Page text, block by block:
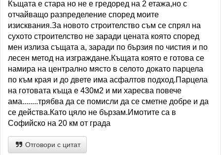
Къщата е стара но не е гредоред на 2 етажа,но с
отчайващо разпределение според моите
изисквания.За новото строителство съм се спрял на
сухото строителство не заради цената която според
мен излиза същата а, заради по бързия по чистия и по
лесен метод на изграждане.Къщата която е готова се
намира на централно място в селото докато парцела
по към края и до двете има асфалтов подход.Парцела
на готовата къща е 430м2 и ми харесва повече
ама........трябва да се помисли да се сметне добре и да
се действа.Като цяло не бързам.Имотите са в
Софийско на 20 км от града
Отговори с цитат